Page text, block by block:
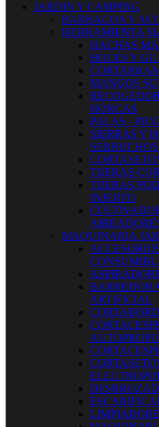
JARDIN Y CAMPING
BARBACOA Y
HERRAMIENTA
HACHAS
HOCES Y
MANGOS
HORCAS
PALAS -
SIERRAS Y
TIJERAS
TIJERAS
INJERTO
MAQUINARIA
ARTIFICIAL